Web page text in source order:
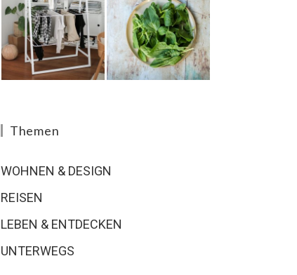
Themen
WOHNEN & DESIGN
REISEN
LEBEN & ENTDECKEN
UNTERWEGS